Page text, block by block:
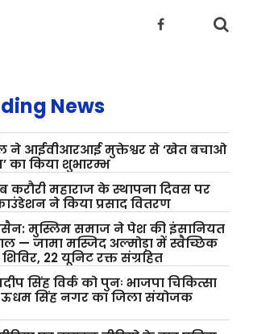
News
ने आईवीआरआई मुक्तेश्वर से ‘खेत बचाओ
का किया शुभारम्भ
करौरी महाराज के स्थापना दिवस पर
ने किया प्रसाद वितरण
मुस्लिम समाज ने पेश की इंसानियत
— जामा मस्जिद अल्मोड़ा में स्वैच्छिक
22 यूनिट रक्त संग्रहित
सिंह विर्क को पुनः भाजपा चिकित्सा
ऊधम सिंह नगर का जिला संयोजक